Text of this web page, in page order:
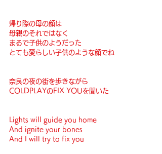
帰り際の母の顔は
母親のそれではなく
まるで子供のようだった
とても愛らしい子供のような顔でね
奈良の夜の街を歩きながら
COLDPLAYのFIX YOUを聞いた
Lights will guide you home
And ignite your bones
And I will try to fix you